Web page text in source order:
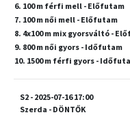
6. 100 m férfi mell - Előfutam
7. 100 m női mell - Előfutam
8. 4x100 m mix gyorsváltó -
9. 800 m női gyors - Időfutam
10. 1500 m férfi gyors -
S2 - 2025-07-16 17:00
Szerda - DÖNTŐK